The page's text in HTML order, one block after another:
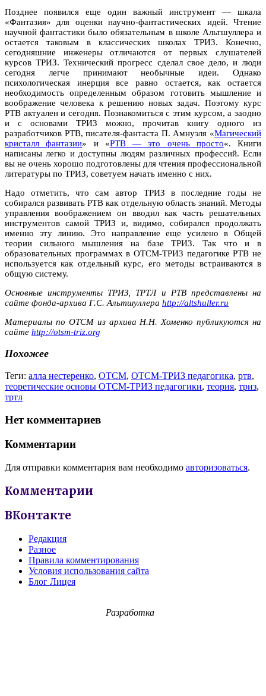
Позднее появился еще один важный инструмент — шкала
«Фантазия» для оценки научно-фантастических идей. Чтение
научной фантастики было обязательным в школе Альтшуллера и
остается таковым в классических школах ТРИЗ. Конечно,
сегодняшние инженеры отличаются от первых слушателей
курсов ТРИЗ. Технический прогресс сделал свое дело, и люди
сегодня легче принимают необычные идеи. Однако
психологическая инерция все равно остается, как остается
необходимость определенным образом готовить мышление и
воображение человека к решению новых задач. Поэтому курс
РТВ актуален и сегодня. Познакомиться с этим курсом, а заодно
и с основами ТРИЗ можно, прочитав книгу одного из
разработчиков РТВ, писателя-фантаста П. Амнуэля «Магический
кристалл фантазии» и «РТВ — это очень просто«. Книги
написаны легко и доступны людям различных профессий. Если
вы не очень хорошо подготовлены для чтения профессиональной
литературы по ТРИЗ, советуем начать именно с них.
Надо отметить, что сам автор ТРИЗ в последние годы не
собирался развивать РТВ как отдельную область знаний. Методы
управления воображением он вводил как часть решательных
инструментов самой ТРИЗ и, видимо, собирался продолжать
именно эту линию. Это направление еще усилено в Общей
теории сильного мышления на базе ТРИЗ. Так что и в
образовательных программах в ОТСМ-ТРИЗ педагогике РТВ не
используется как отдельный курс, его методы встраиваются в
общую систему.
Основные инструменты ТРИЗ, ТРТЛ и РТВ представлены на
сайте фонда-архива Г.С. Альтшуллера http://altshuller.ru
Материалы по ОТСМ из архива Н.Н. Хоменко публикуются на
сайте http://otsm-triz.org
Похожее
Теги: алла нестеренко, ОТСМ, ОТСМ-ТРИЗ педагогика, ртв,
теоретические основы ОТСМ-ТРИЗ педагогики, теория, триз,
тртл
Нет комментариев
Комментарии
Для отправки комментария вам необходимо авторизоваться.
Комментарии
ВКонтакте
Редакция
Разное
Правила комментирования
Условия использования сайта
Блог Лицея
Разработка